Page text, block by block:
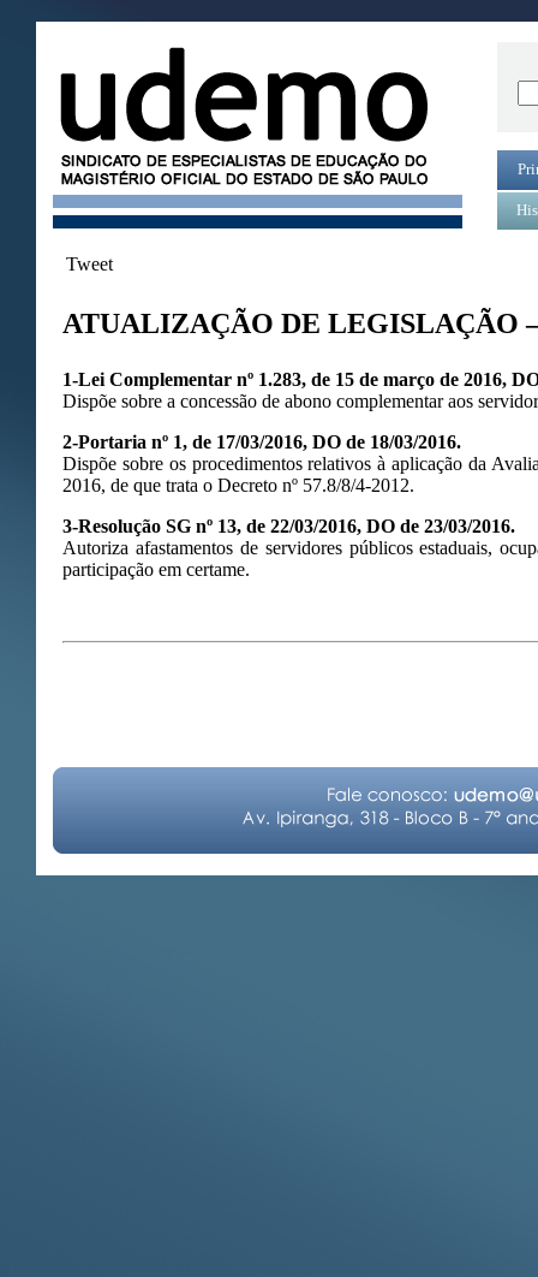
Tweet
ATUALIZAÇÃO DE LEGISLAÇÃO
1-Lei Complementar nº 1.283, de 15 de março de 2016,
Dispõe sobre a concessão de abono complementar aos
2-Portaria nº 1, de 17/03/2016, DO de 18/03/2016.
Dispõe sobre os procedimentos relativos à aplicação da
2016, de que trata o Decreto nº 57.8/8/4-2012.
3-Resolução SG nº 13, de 22/03/2016, DO de 23/03/2016.
Autoriza afastamentos de servidores públicos estaduais,
participação em certame.